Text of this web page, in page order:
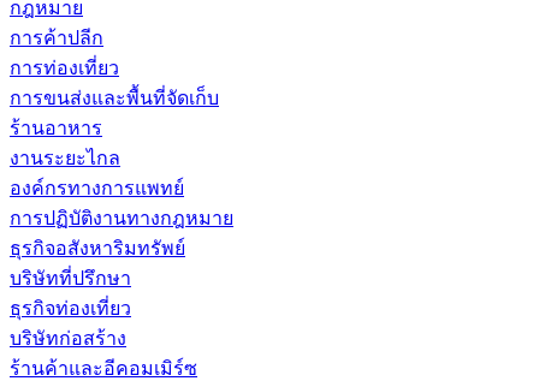
กฎหมาย
การค้าปลีก
การท่องเที่ยว
การขนส่งและพื้นที่จัดเก็บ
ร้านอาหาร
งานระยะไกล
องค์กรทางการแพทย์
การปฏิบัติงานทางกฎหมาย
ธุรกิจอสังหาริมทรัพย์
บริษัทที่ปรึกษา
ธุรกิจท่องเที่ยว
บริษัทก่อสร้าง
ร้านค้าและอีคอมเมิร์ซ